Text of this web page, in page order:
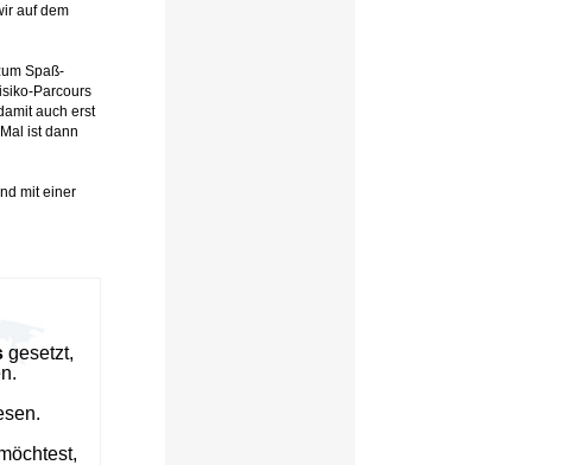
auf dem
Spaß-
Parcours
auch erst
ist dann
mit einer
gesetzt,